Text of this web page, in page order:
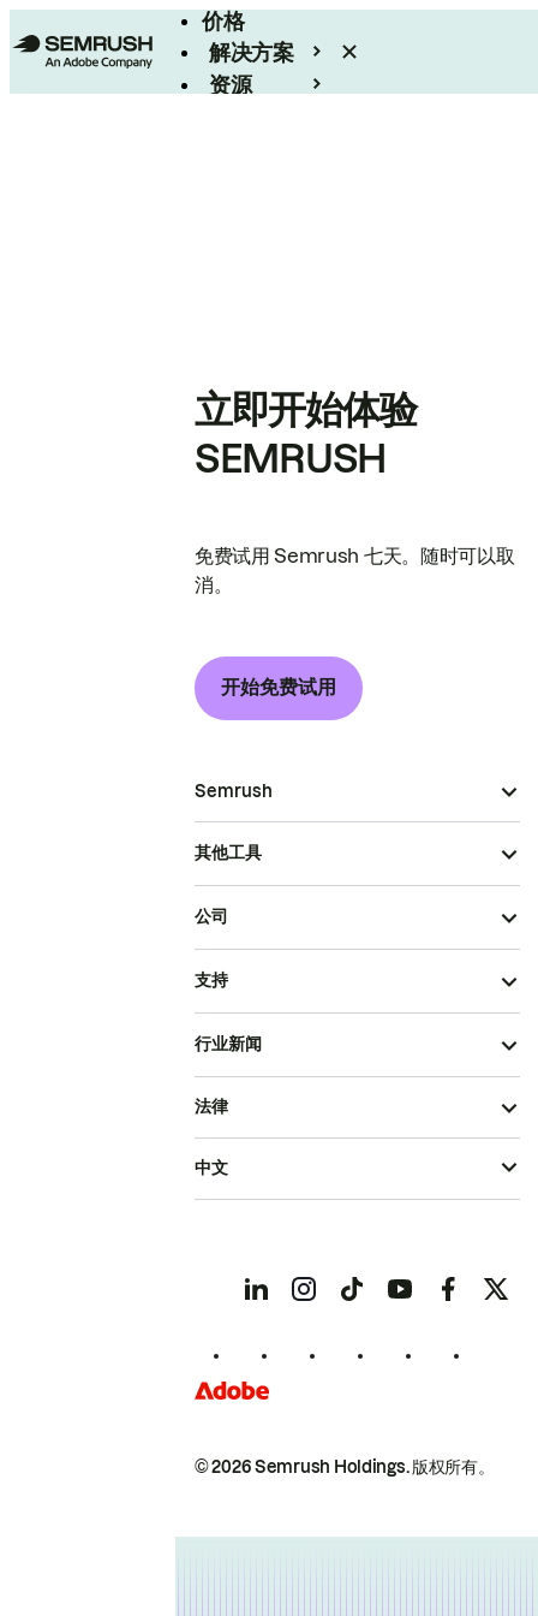
价格
解决方案
资源
立即开始体验
SEMRUSH
免费试用 Semrush 七天。随时可以取
消。
开始免费试用
Semrush
其他工具
公司
支持
行业新闻
© 2026 Semrush Holdings.版权所有。
法律
中文